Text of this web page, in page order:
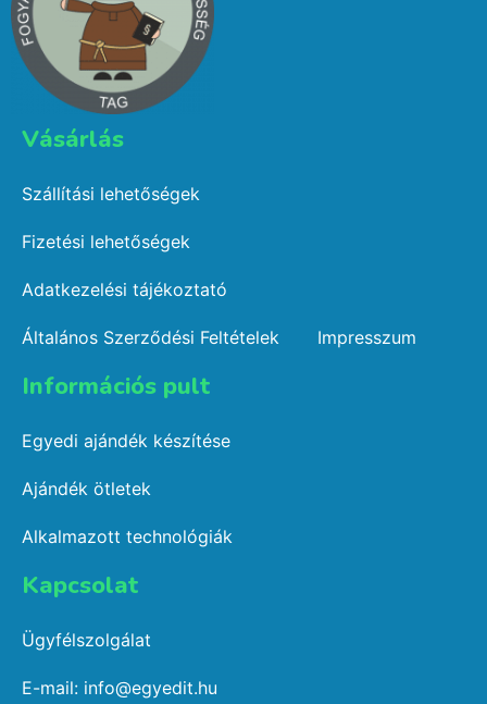
Vásárlás​
Szállítási lehetőségek
Fizetési lehetőségek
Adatkezelési tájékoztató
Általános Szerződési Feltételek Impresszum
Információs pult​
Egyedi ajándék készítése
Ajándék ötletek
Alkalmazott technológiák
Kapcsolat​
Ügyfélszolgálat
E-mail: info@egyedit.hu